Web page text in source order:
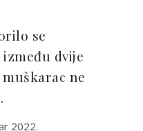
se
dvije
ne
2022.